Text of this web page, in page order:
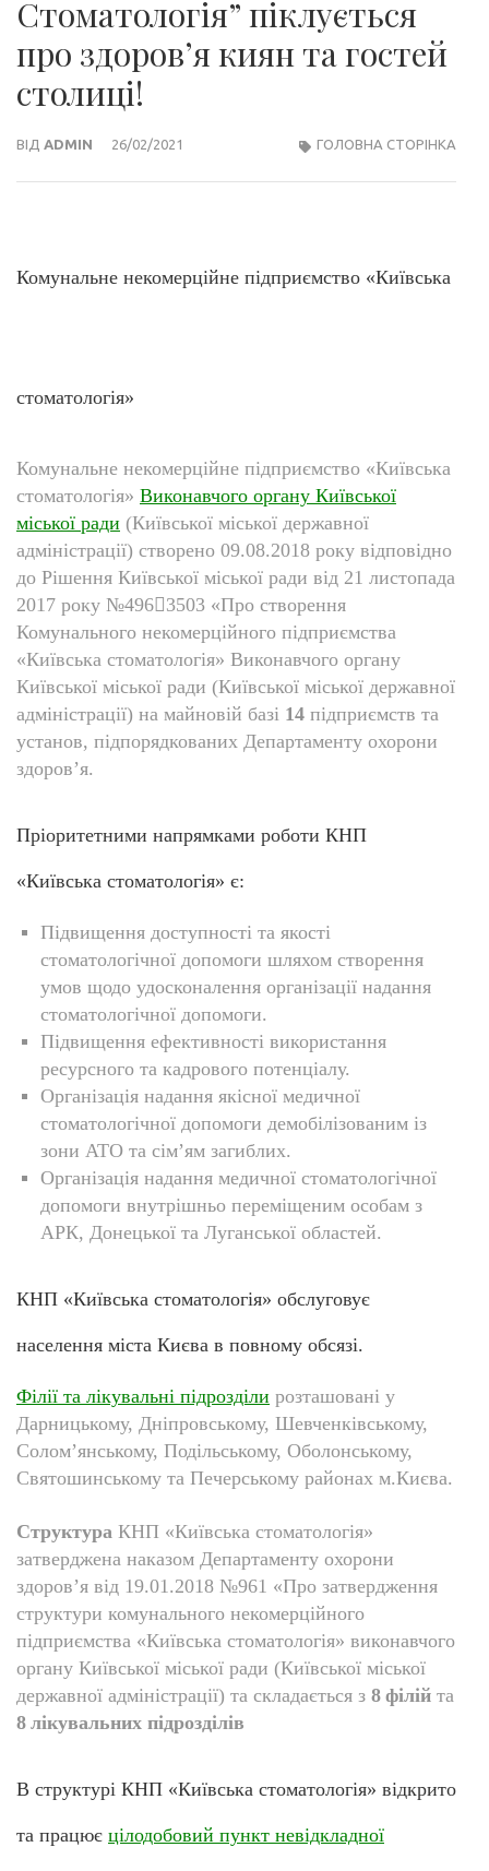
Стоматологія” піклується
про здоровʼя киян та гостей
столиці!
ВІД ADMIN 26/02/2021 ГОЛОВНА СТОРІНКА
Комунальне некомерційне підприємство «Київська
стоматологія»
Комунальне некомерційне підприємство «Київська
стоматологія» Виконавчого органу Київської
міської ради (Київської міської державної
адміністрації) створено 09.08.2018 року відповідно
до Рішення Київської міської ради від 21 листопада
2017 року №496 3503 «Про створення
Комунального некомерційного підприємства
«Київська стоматологія» Виконавчого органу
Київської міської ради (Київської міської державної
адміністрації) на майновій базі 14 підприємств та
установ, підпорядкованих Департаменту охорони
здоров’я.
Пріоритетними напрямками роботи КНП
«Київська стоматологія» є:
Підвищення доступності та якості
стоматологічної допомоги шляхом створення
умов щодо удосконалення організації надання
стоматологічної допомоги.
Підвищення ефективності використання
ресурсного та кадрового потенціалу.
Організація надання якісної медичної
стоматологічної допомоги демобілізованим із
зони АТО та сім’ям загиблих.
Організація надання медичної стоматологічної
допомоги внутрішньо переміщеним особам з
АРК, Донецької та Луганської областей.
КНП «Київська стоматологія» обслуговує
населення міста Києва в повному обсязі.
Філії та лікувальні підрозділи розташовані у
Дарницькому, Дніпровському, Шевченківському,
Солом’янському, Подільському, Оболонському,
Святошинському та Печерському районах м.Києва.
Структура КНП «Київська стоматологія»
затверджена наказом Департаменту охорони
здоров’я від 19.01.2018 №961 «Про затвердження
структури комунального некомерційного
підприємства «Київська стоматологія» виконавчого
органу Київської міської ради (Київської міської
державної адміністрації) та складається з 8 філій та
8 лікувальних підрозділів
В структурі КНП «Київська стоматологія» відкрито
та працює цілодобовий пункт невідкладної